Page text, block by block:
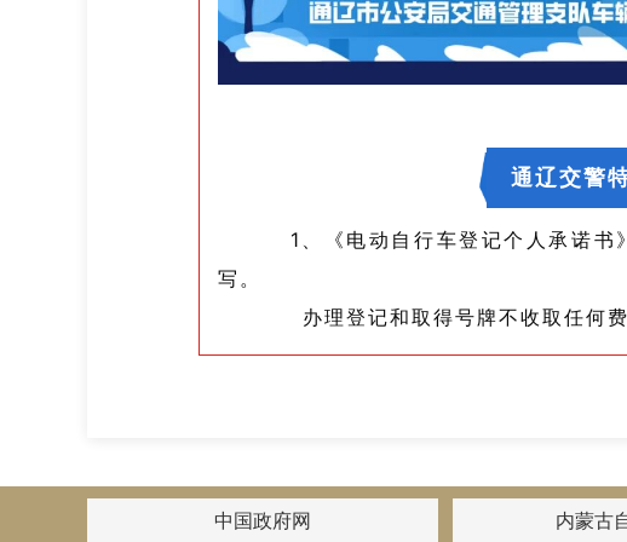
通辽交警
1、《电动自行车登记个人承诺书》
写。
办理登记和取得号牌不收取任何费
中国政府网 内蒙古